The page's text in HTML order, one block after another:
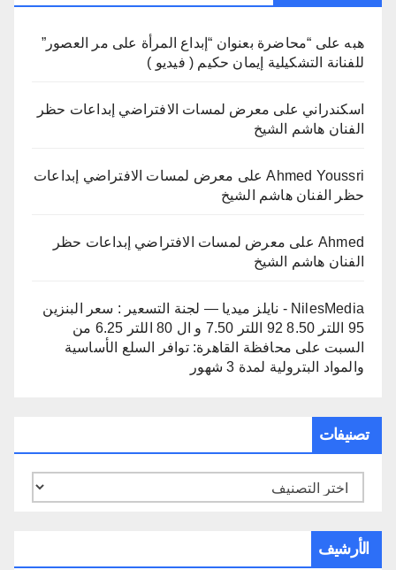
هبه على “محاضرة بعنوان “إبداع المرأة على مر العصور”
للفنانة التشكيلية إيمان حكيم ( فيديو )
اسكندراني على معرض لمسات الافتراضي إبداعات حظر
الفنان هاشم الشيخ
Ahmed Youssriعلى معرض لمسات الافتراضي إبداعات
حظر الفنان هاشم الشيخ
Ahmed على معرض لمسات الافتراضي إبداعات حظر
الفنان هاشم الشيخ
NilesMedia - نايلز ميديا — لجنة التسعير : سعر البنزين
95 اللتر 8.50 92 اللتر 7.50 و ال 80 اللتر 6.25 من
السبت على محافظة القاهرة: توافر السلع الأساسية
والمواد البترولية لمدة 3 شهور
تصنيفات
تصنيفات
الأرشيف